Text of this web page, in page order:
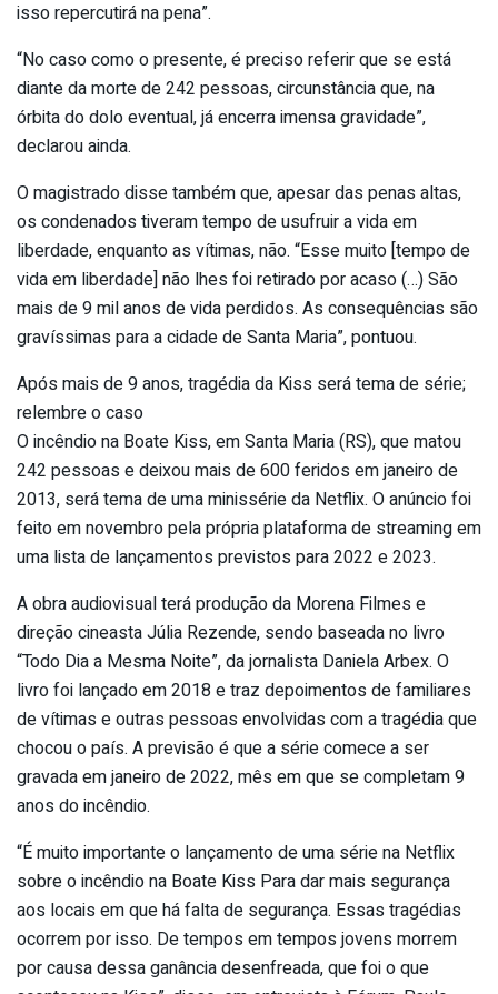
isso repercutirá na pena”.
“No caso como o presente, é preciso referir que se está
diante da morte de 242 pessoas, circunstância que, na
órbita do dolo eventual, já encerra imensa gravidade”,
declarou ainda.
O magistrado disse também que, apesar das penas altas,
os condenados tiveram tempo de usufruir a vida em
liberdade, enquanto as vítimas, não. “Esse muito [tempo de
vida em liberdade] não lhes foi retirado por acaso (…) São
mais de 9 mil anos de vida perdidos. As consequências são
gravíssimas para a cidade de Santa Maria”, pontuou.
Após mais de 9 anos, tragédia da Kiss será tema de série;
relembre o caso
O incêndio na Boate Kiss, em Santa Maria (RS), que matou
242 pessoas e deixou mais de 600 feridos em janeiro de
2013, será tema de uma minissérie da Netflix. O anúncio foi
feito em novembro pela própria plataforma de streaming em
uma lista de lançamentos previstos para 2022 e 2023.
A obra audiovisual terá produção da Morena Filmes e
direção cineasta Júlia Rezende, sendo baseada no livro
“Todo Dia a Mesma Noite”, da jornalista Daniela Arbex. O
livro foi lançado em 2018 e traz depoimentos de familiares
de vítimas e outras pessoas envolvidas com a tragédia que
chocou o país. A previsão é que a série comece a ser
gravada em janeiro de 2022, mês em que se completam 9
anos do incêndio.
“É muito importante o lançamento de uma série na Netflix
sobre o incêndio na Boate Kiss Para dar mais segurança
aos locais em que há falta de segurança. Essas tragédias
ocorrem por isso. De tempos em tempos jovens morrem
por causa dessa ganância desenfreada, que foi o que